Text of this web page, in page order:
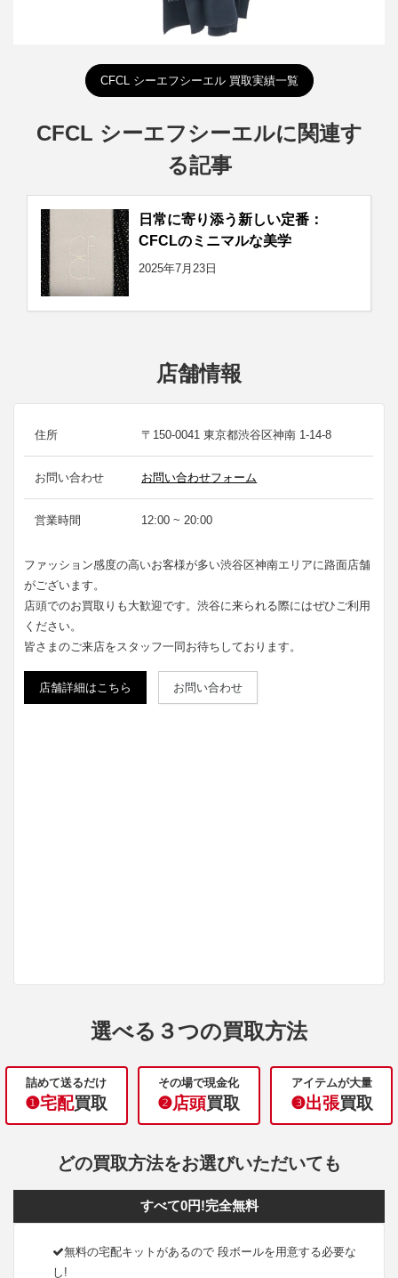
CFCL シーエフシーエル 買取実績一覧
CFCL シーエフシーエルに関連す
る記事
日常に寄り添う新しい定番：
CFCLのミニマルな美学
2025年7月23日
店舗情報
住所 〒150-0041 東京都渋谷区神南 1-14-8
お問い合わせ お問い合わせフォーム
営業時間 12:00 ~ 20:00
ファッション感度の高いお客様が多い渋谷区神南エリアに路面店舗
がございます。
店頭でのお買取りも大歓迎です。渋谷に来られる際にはぜひご利用
ください。
皆さまのご来店をスタッフ一同お待ちしております。
店舗詳細はこちら お問い合わせ
選べる３つの買取方法
詰めて送るだけ
❶宅配買取
その場で現金化
❷店頭買取
アイテムが大量
❸出張買取
どの買取方法をお選びいただいても
すべて0円!完全無料
無料の宅配キットがあるので 段ボールを用意する必要な
し!